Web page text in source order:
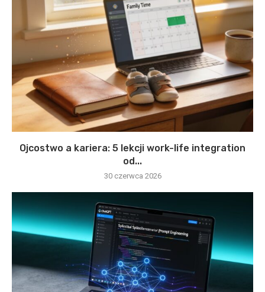
Ojcostwo a kariera: 5 lekcji work-life integration
od...
30 czerwca 2026